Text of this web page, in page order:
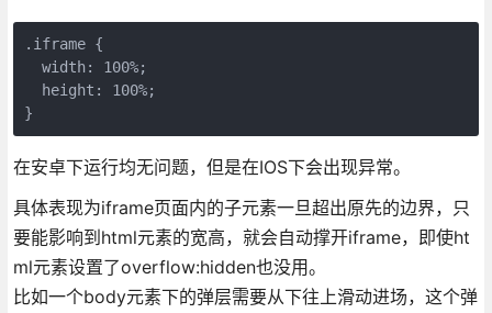
.iframe {
  width: 100%;
  height: 100%;
}
在安卓下运行均无问题，但是在IOS下会出现异常。
具体表现为iframe页面内的子元素一旦超出原先的边界，只
要能影响到html元素的宽高，就会自动撑开iframe，即使ht
ml元素设置了overflow:hidden也没用。
比如一个body元素下的弹层需要从下往上滑动进场，这个弹